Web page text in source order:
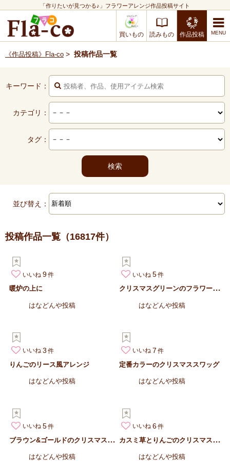
「作りたいが見つかる♪」フラワーアレンジ作品投稿サイト
買いもの 読みもの 作品投稿
《作品投稿》Fla-co > 投稿作品一覧
キーワード：
カテゴリ：
タグ：
並び替え：
投稿作品一覧 （16817件）
いいね 9
暖炉の上に
はなどんや投稿
いいね 5
ク
リスマスグリーンのフラワーアシストを使って
はなどんや投稿
いいね 3
りんごのリース風アレンジ
はなどんや投稿
いいね 7
定番カラーのクリスマススワッグ
はなどんや投稿
いいね 5
ブ
ラウン&ゴールドのクリスマスリース
はなどんや投稿
いいね 6
カ
スミ草とりんごのクリスマスアレンジ
はなどんや投稿